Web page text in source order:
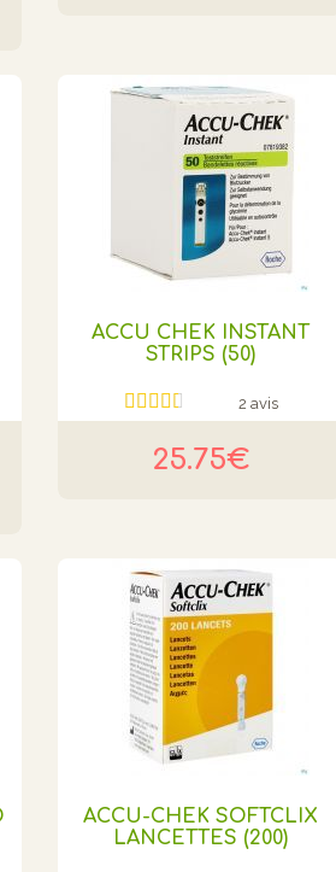
ACCU CHEK INSTANT
STRIPS (50)
2 avis
25.75€
ACCU-CHEK SOFTCLIX
LANCETTES (200)